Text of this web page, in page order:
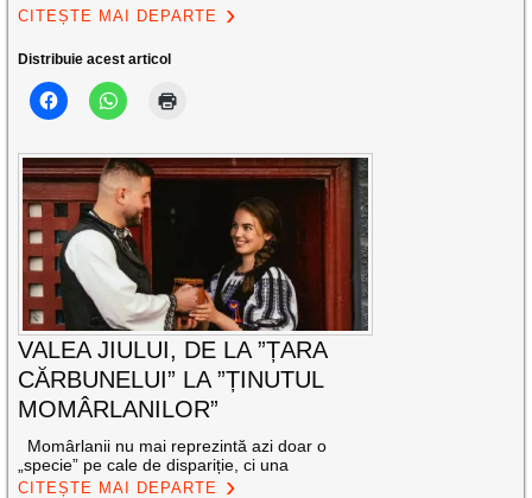
CITEȘTE MAI DEPARTE
Distribuie acest articol
VALEA JIULUI, DE LA ”ȚARA
CĂRBUNELUI” LA ”ȚINUTUL
MOMÂRLANILOR”
Momârlanii nu mai reprezintă azi doar o
„specie” pe cale de dispariție, ci una
CITEȘTE MAI DEPARTE